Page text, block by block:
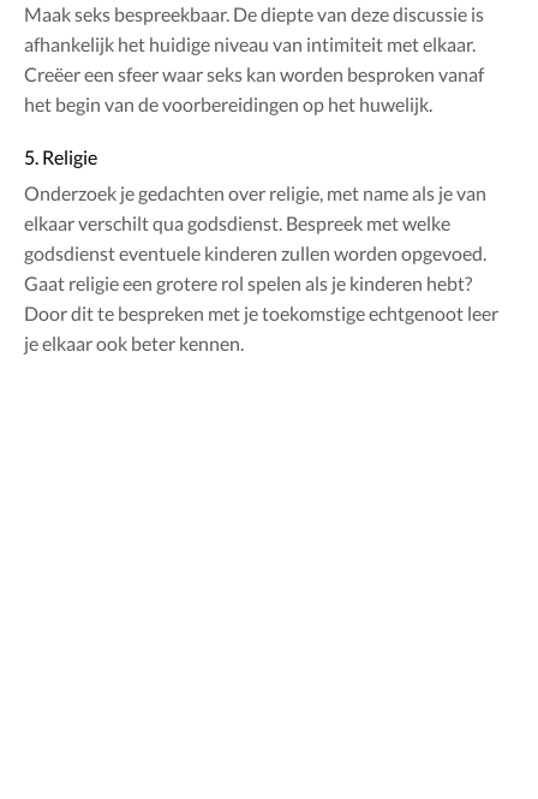
Maak seks bespreekbaar. De diepte van deze discussie is
afhankelijk het huidige niveau van intimiteit met elkaar.
Creëer een sfeer waar seks kan worden besproken vanaf
het begin van de voorbereidingen op het huwelijk.
5. Religie
Onderzoek je gedachten over religie, met name als je van
elkaar verschilt qua godsdienst. Bespreek met welke
godsdienst eventuele kinderen zullen worden opgevoed.
Gaat religie een grotere rol spelen als je kinderen hebt?
Door dit te bespreken met je toekomstige echtgenoot leer
je elkaar ook beter kennen.